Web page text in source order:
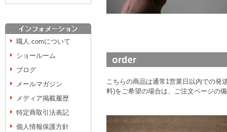
職人.comについて
ショールーム
ブログ
メールマガジン
メディア掲載履歴
特定商取引法表記
個人情報保護方針
こちらの商品は通常1営業日以内での発
料)をご希望の場合は、ご注文ページの